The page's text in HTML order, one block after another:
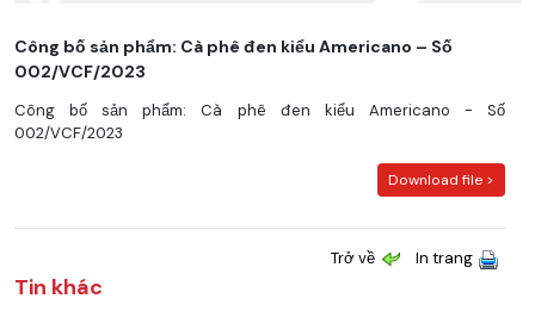
Công bố sản phẩm: Cà phê đen kiểu Americano – Số
002/VCF/2023
Công bố sản phẩm: Cà phê đen kiểu Americano - Số
002/VCF/2023
Download file >
Trở về In trang
Tin khác